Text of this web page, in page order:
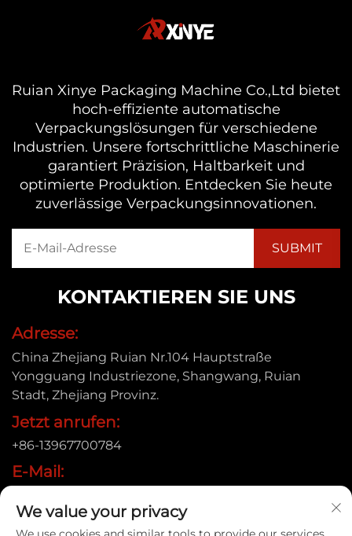
Ruian Xinye Packaging Machine Co.,Ltd bietet
hoch-effiziente automatische
Verpackungslösungen für verschiedene
Industrien. Unsere fortschrittliche Maschinerie
garantiert Präzision, Haltbarkeit und
optimierte Produktion. Entdecken Sie heute
zuverlässige Verpackungsinnovationen.
KONTAKTIEREN SIE UNS
Adresse:
China Zhejiang Ruian Nr.104 Hauptstraße
Yongguang Industriezone, Shangwang, Ruian
Stadt, Zhejiang Provinz.
Jetzt anrufen:
+86-13967700784
E-Mail:
We value your privacy